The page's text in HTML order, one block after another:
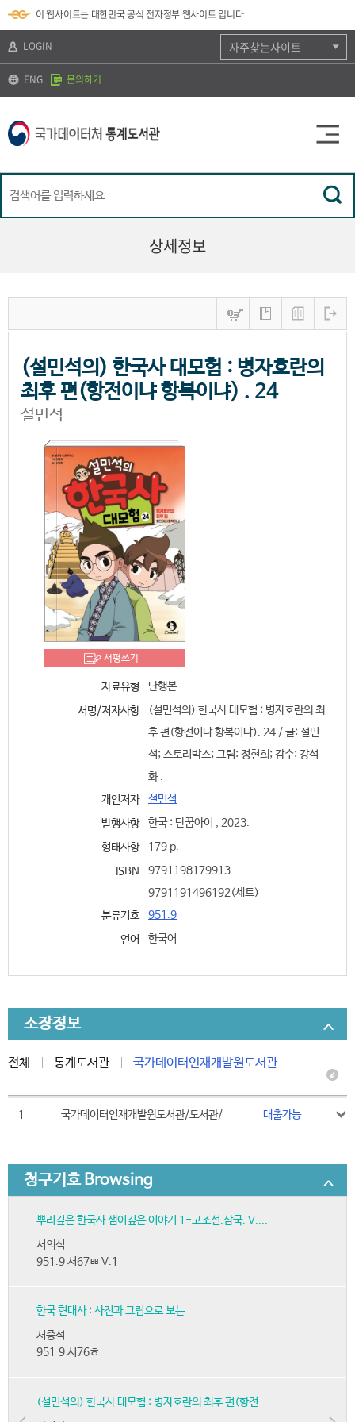
바
로
기
가
기
k
t
)
바
로
기
보
바
가
기
이 웹사이트는 대한민국 공식 전자정부 웹사이트 입니다
LOGIN
ENG 문의하기
자주찾는사이트
상세정보
(설민석의) 한국사 대모험 : 병자호란의
최후 편(항전이냐 항복이냐) . 24
설민석
서평쓰기
자료유형
단행본
서명/저자사항
(설민석의) 한국사 대모험 : 병자호란의 최
후 편(항전이냐 항복이냐). 24 / 글: 설민
석; 스토리박스; 그림: 정현희; 감수: 강석
화 .
개인저자
설민석
발행사항
한국 : 단꿈아이 , 2023.
형태사항
179 p.
ISBN
9791198179913
9791191496192(세트)
분류기호
951.9
언어
한국어
소장정보
전체 통계도서관 국가데이터인재개발원도서관
1 국가데이터인재개발원도서관/도서관/ 대출가능
청구기호 Browsing
뿌리깊은 한국사 샘이깊은 이야기 1-고조선.삼국. V....
서의식
951.9 서67ㅃ V.1
한국 현대사 : 사진과 그림으로 보는
서중석
951.9 서76ㅎ
(설민석의) 한국사 대모험 : 병자호란의 최후 편(항전...